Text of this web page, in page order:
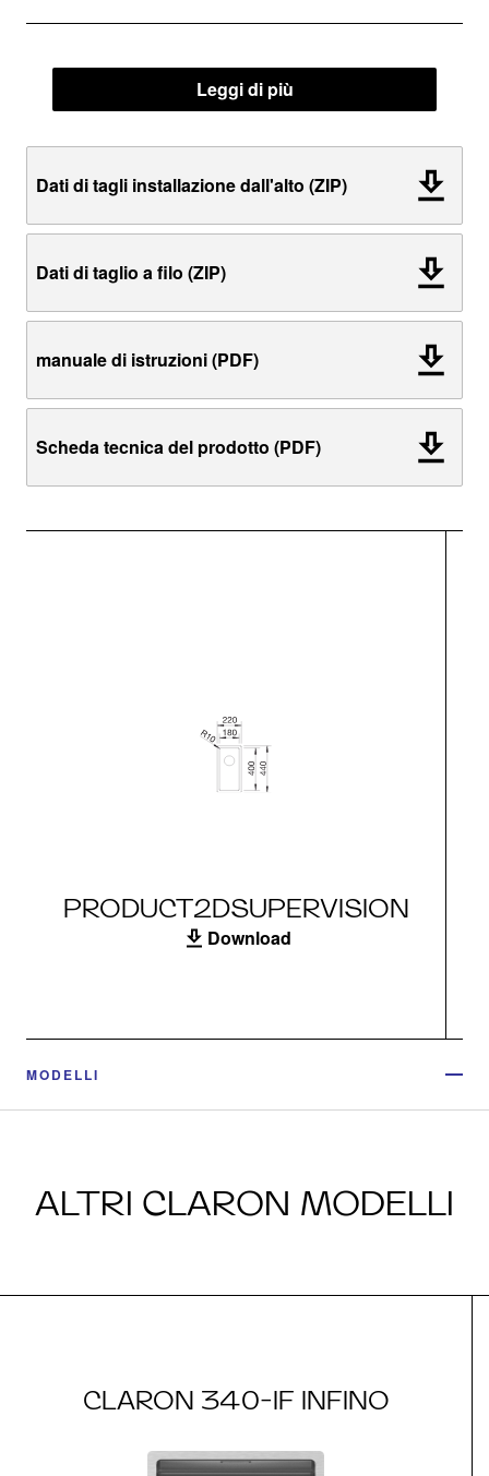
Leggi di più
Dati di tagli installazione dall'alto (ZIP)
Dati di taglio a filo (ZIP)
manuale di istruzioni (PDF)
Scheda tecnica del prodotto (PDF)
PRODUCT2DSUPERVISION
Download
MODELLI
ALTRI CLARON MODELLI
CLARON 340-IF INFINO